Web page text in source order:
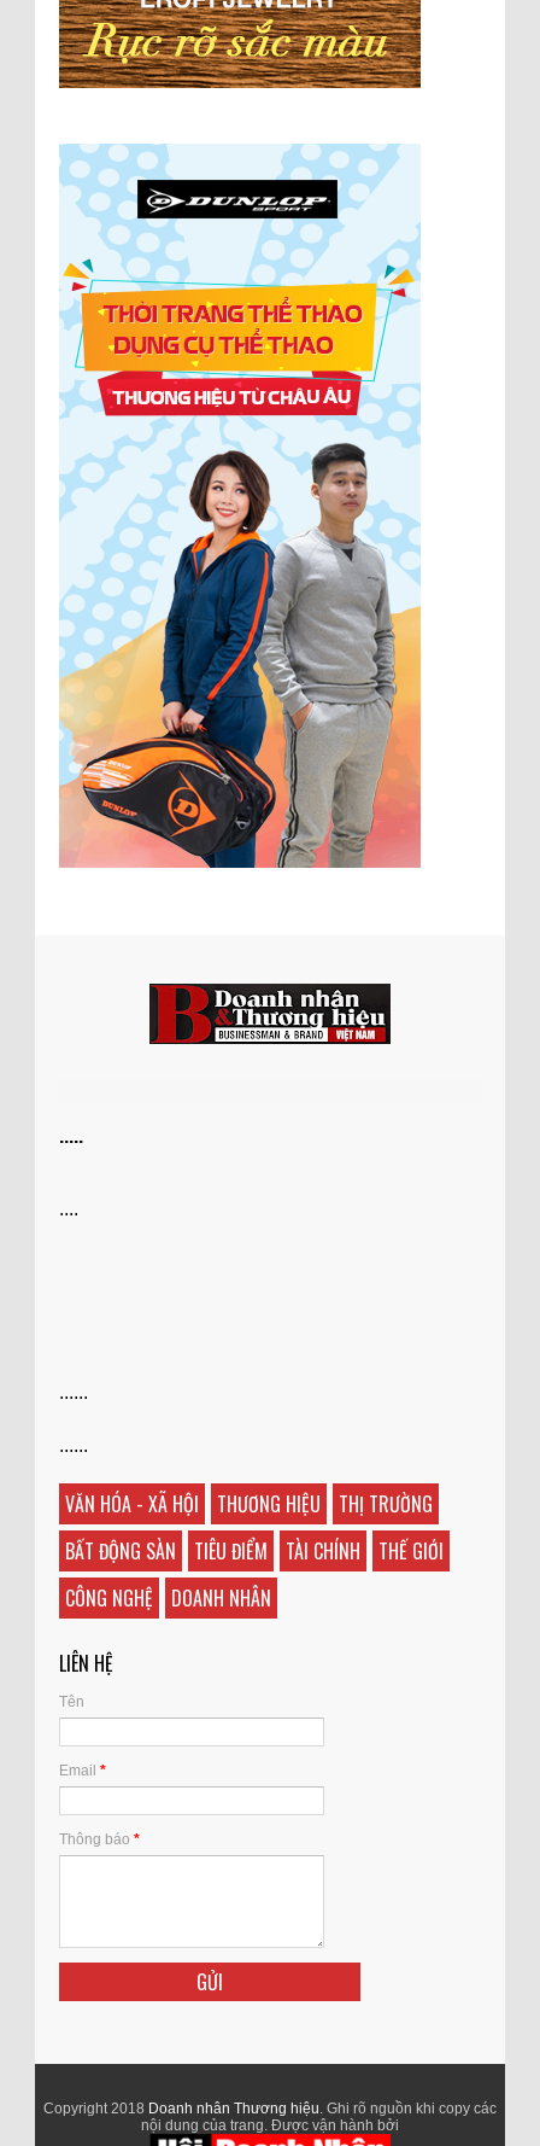
.....
....
......
......
VĂN HÓA - XÃ HỘI THƯƠNG HIỆU
THỊ TRƯỜNG
BẤT ĐỘNG SÀN
TIÊU ĐIỂM TÀI CHÍNH
THẾ GIỚI
CÔNG NGHỆ
DOANH NHÂN
LIÊN HỆ
Tên
Email *
Thông báo *
Copyright 2018 Doanh nhân Thương hiệu. Ghi rõ nguồn khi copy các
nội dung của trang. Được vận hành bởi